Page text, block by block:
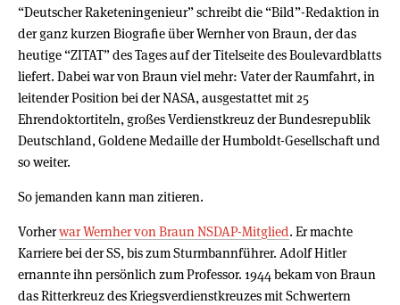
“Deutscher Raketeningenieur” schreibt die “Bild”-Redaktion in
der ganz kurzen Biografie über Wernher von Braun, der das
heutige “ZITAT” des Tages auf der Titelseite des Boulevardblatts
liefert. Dabei war von Braun viel mehr: Vater der Raumfahrt, in
leitender Position bei der NASA, ausgestattet mit 25
Ehrendoktortiteln, großes Verdienstkreuz der Bundesrepublik
Deutschland, Goldene Medaille der Humboldt-Gesellschaft und
so weiter.
So jemanden kann man zitieren.
Vorherwar Wernher von Braun NSDAP-Mitglied. Er machte
Karriere bei der SS, bis zum Sturmbannführer. Adolf Hitler
ernannte ihn persönlich zum Professor. 1944 bekam von Braun
das Ritterkreuz des Kriegsverdienstkreuzes mit Schwertern